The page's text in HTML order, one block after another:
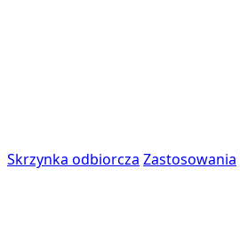
Skrzynka odbiorcza Zastosowania